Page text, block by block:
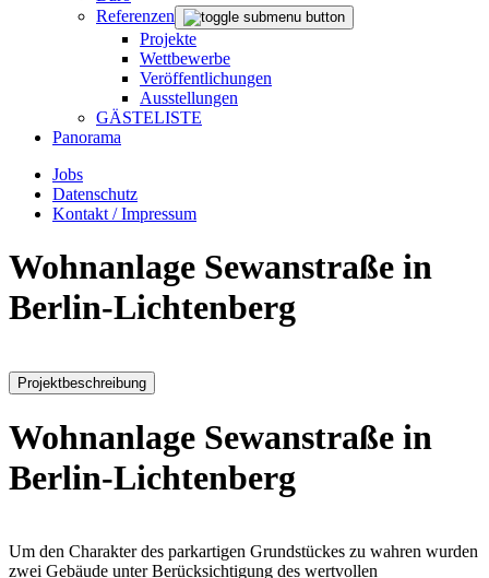
Referenzen
Projekte
Wettbewerbe
Veröffentlichungen
Ausstellungen
GÄSTELISTE
Panorama
Jobs
Datenschutz
Kontakt / Impressum
Wohnanlage Sewanstraße in
Berlin-Lichtenberg
Projektbeschreibung
Wohnanlage Sewanstraße in
Berlin-Lichtenberg
Um den Charakter des parkartigen Grundstückes zu wahren wurden
zwei Gebäude unter Berücksichtigung des wertvollen